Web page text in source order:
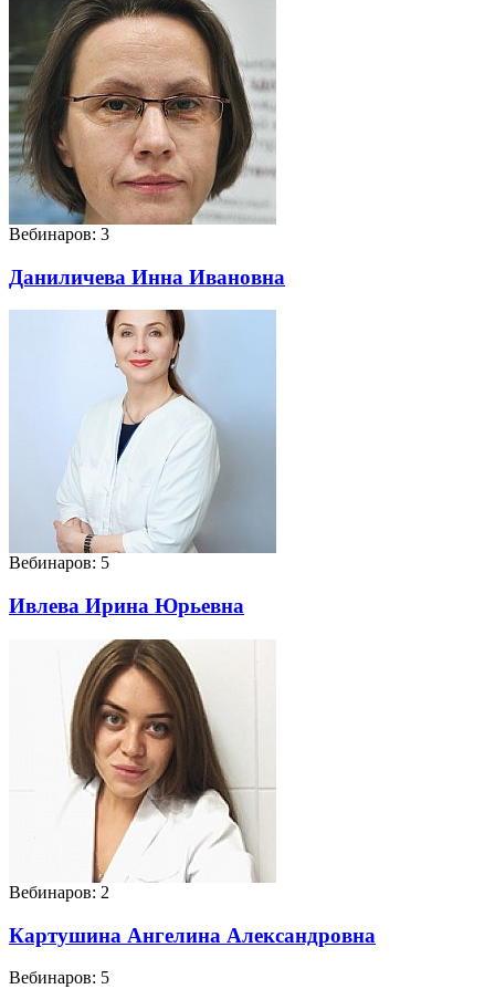
Вебинаров: 3
Даниличева Инна Ивановна
Вебинаров: 5
Ивлева Ирина Юрьевна
Вебинаров: 2
Картушина Ангелина Александровна
Вебинаров: 5